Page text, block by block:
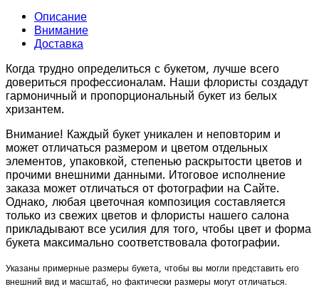
Описание
Внимание
Доставка
Когда трудно определиться с букетом, лучше всего
довериться профессионалам. Наши флористы создадут
гармоничный и пропорциональный букет из белых
хризантем.
Внимание! Каждый букет уникален и неповторим и
может отличаться размером и цветом отдельных
элементов, упаковкой, степенью раскрытости цветов и
прочими внешними данными. Итоговое исполнение
заказа может отличаться от фотографии на Сайте.
Однако, любая цветочная композиция составляется
только из свежих цветов и флористы нашего салона
прикладывают все усилия для того, чтобы цвет и форма
букета максимально соответствовала фотографии.
Указаны примерные размеры букета, чтобы вы могли представить его
внешний вид и масштаб, но фактически размеры могут отличаться.